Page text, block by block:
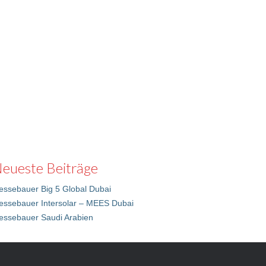
Beiträge
Big 5 Global Dubai
Intersolar – MEES Dubai
Saudi Arabien